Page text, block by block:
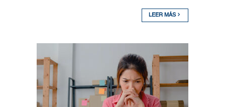
LEER MÁS